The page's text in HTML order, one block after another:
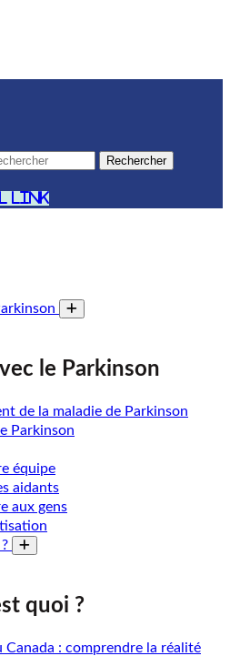
Rechercher
link
Toggle submenu
le Parkinson
de la maladie de Parkinson
Parkinson
équipe
aidants
aux gens
Toggle submenu
quoi ?
Canada : comprendre la réalité